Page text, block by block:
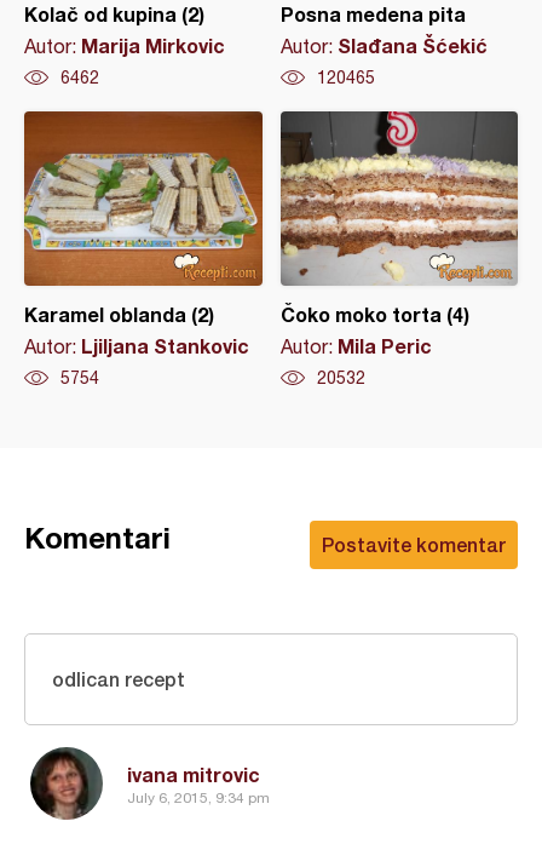
Kolač od kupina (2)
Autor: Marija Mirkovic
6462
Posna medena pita
Autor: Slađana Šćekić
120465
Karamel oblanda (2)
Autor: Ljiljana Stankovic
5754
Čoko moko torta (4)
Autor: Mila Peric
20532
Postavite komentar
Komentari
ivana mitrovic
July 6, 2015, 9:34 pm
odlican recept